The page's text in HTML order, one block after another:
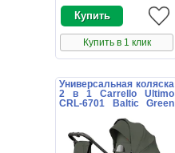
Купить в 1 клик
Универсальная коляска
2 в 1 Carrello Ultimo
CRL-6701 Baltic Green